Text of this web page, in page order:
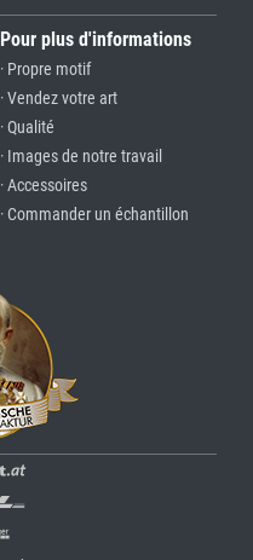
Pour plus d'informations
· Propre motif
· Vendez votre art
· Qualité
· Images de notre travail
· Accessoires
· Commander un échantillon